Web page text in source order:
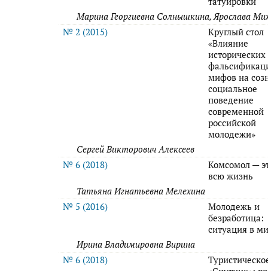
Марина Георгиевна Солнышкина, Ярослава
№ 2 (2015)
Круглый стол
«Влияние
исторических
мифов на
социальное
поведение
современной
российской
молодежи»
Сергей Викторович Алексеев
№ 6 (2018)
Комсомол —
всю жизнь
Татьяна Игнатьевна Мелехина
№ 5 (2016)
Молодежь и
безработица:
ситуация в
Ирина Владимировна Вирина
№ 6 (2018)